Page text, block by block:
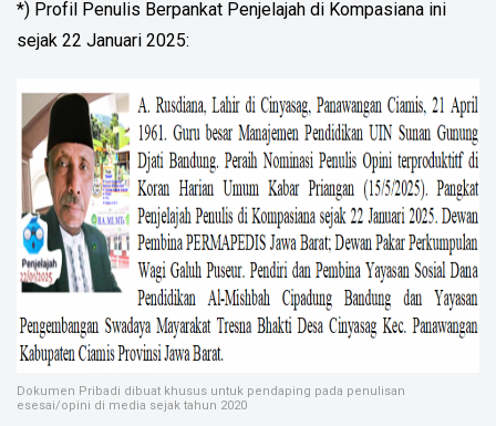
*) Profil Penulis Berpankat Penjelajah di Kompasiana ini
sejak 22 Januari 2025:
Dokumen Pribadi dibuat khusus untuk pendaping pada penulisan
esesai/opini di media sejak tahun 2020